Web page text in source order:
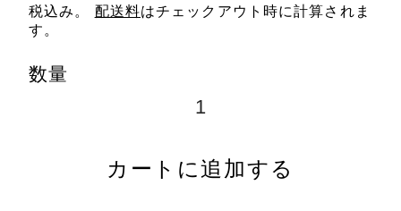
税込み。 配送料はチェックアウト時に計算されま
す。
数量
カートに追加する